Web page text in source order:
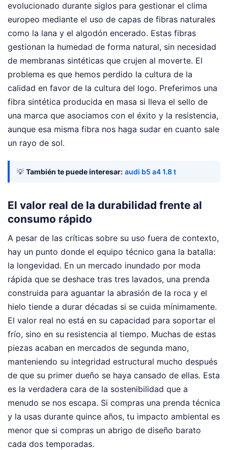
evolucionado durante siglos para gestionar el clima
europeo mediante el uso de capas de fibras naturales
como la lana y el algodón encerado. Estas fibras
gestionan la humedad de forma natural, sin necesidad
de membranas sintéticas que crujen al moverte. El
problema es que hemos perdido la cultura de la
calidad en favor de la cultura del logo. Preferimos una
fibra sintética producida en masa si lleva el sello de
una marca que asociamos con el éxito y la resistencia,
aunque esa misma fibra nos haga sudar en cuanto sale
un rayo de sol.
💡 También te puede interesar: audi b5 a4 1.8 t
El valor real de la durabilidad frente al
consumo rápido
A pesar de las críticas sobre su uso fuera de contexto,
hay un punto donde el equipo técnico gana la batalla:
la longevidad. En un mercado inundado por moda
rápida que se deshace tras tres lavados, una prenda
construida para aguantar la abrasión de la roca y el
hielo tiende a durar décadas si se cuida mínimamente.
El valor real no está en su capacidad para soportar el
frío, sino en su resistencia al tiempo. Muchas de estas
piezas acaban en mercados de segunda mano,
manteniendo su integridad estructural mucho después
de que su primer dueño se haya cansado de ellas. Esta
es la verdadera cara de la sostenibilidad que a
menudo se nos escapa. Si compras una prenda técnica
y la usas durante quince años, tu impacto ambiental es
menor que si compras un abrigo de diseño barato
cada dos temporadas.